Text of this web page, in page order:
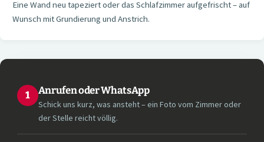
Eine Wand neu tapeziert oder das Schlafzimmer aufgefrischt – auf
Wunsch mit Grundierung und Anstrich.
1 Anrufen oder WhatsApp
Schick uns kurz, was ansteht – ein Foto vom Zimmer oder
der Stelle reicht völlig.